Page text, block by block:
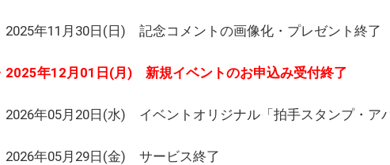
2025年11月30日(日) 記念コメントの画像化・プレゼント終了
2025年12月01日(月) 新規イベントのお申込み受付終了
2026年05月20日(水) イベントオリジナル「拍手スタンプ・ア
2026年05月29日(金) サービス終了